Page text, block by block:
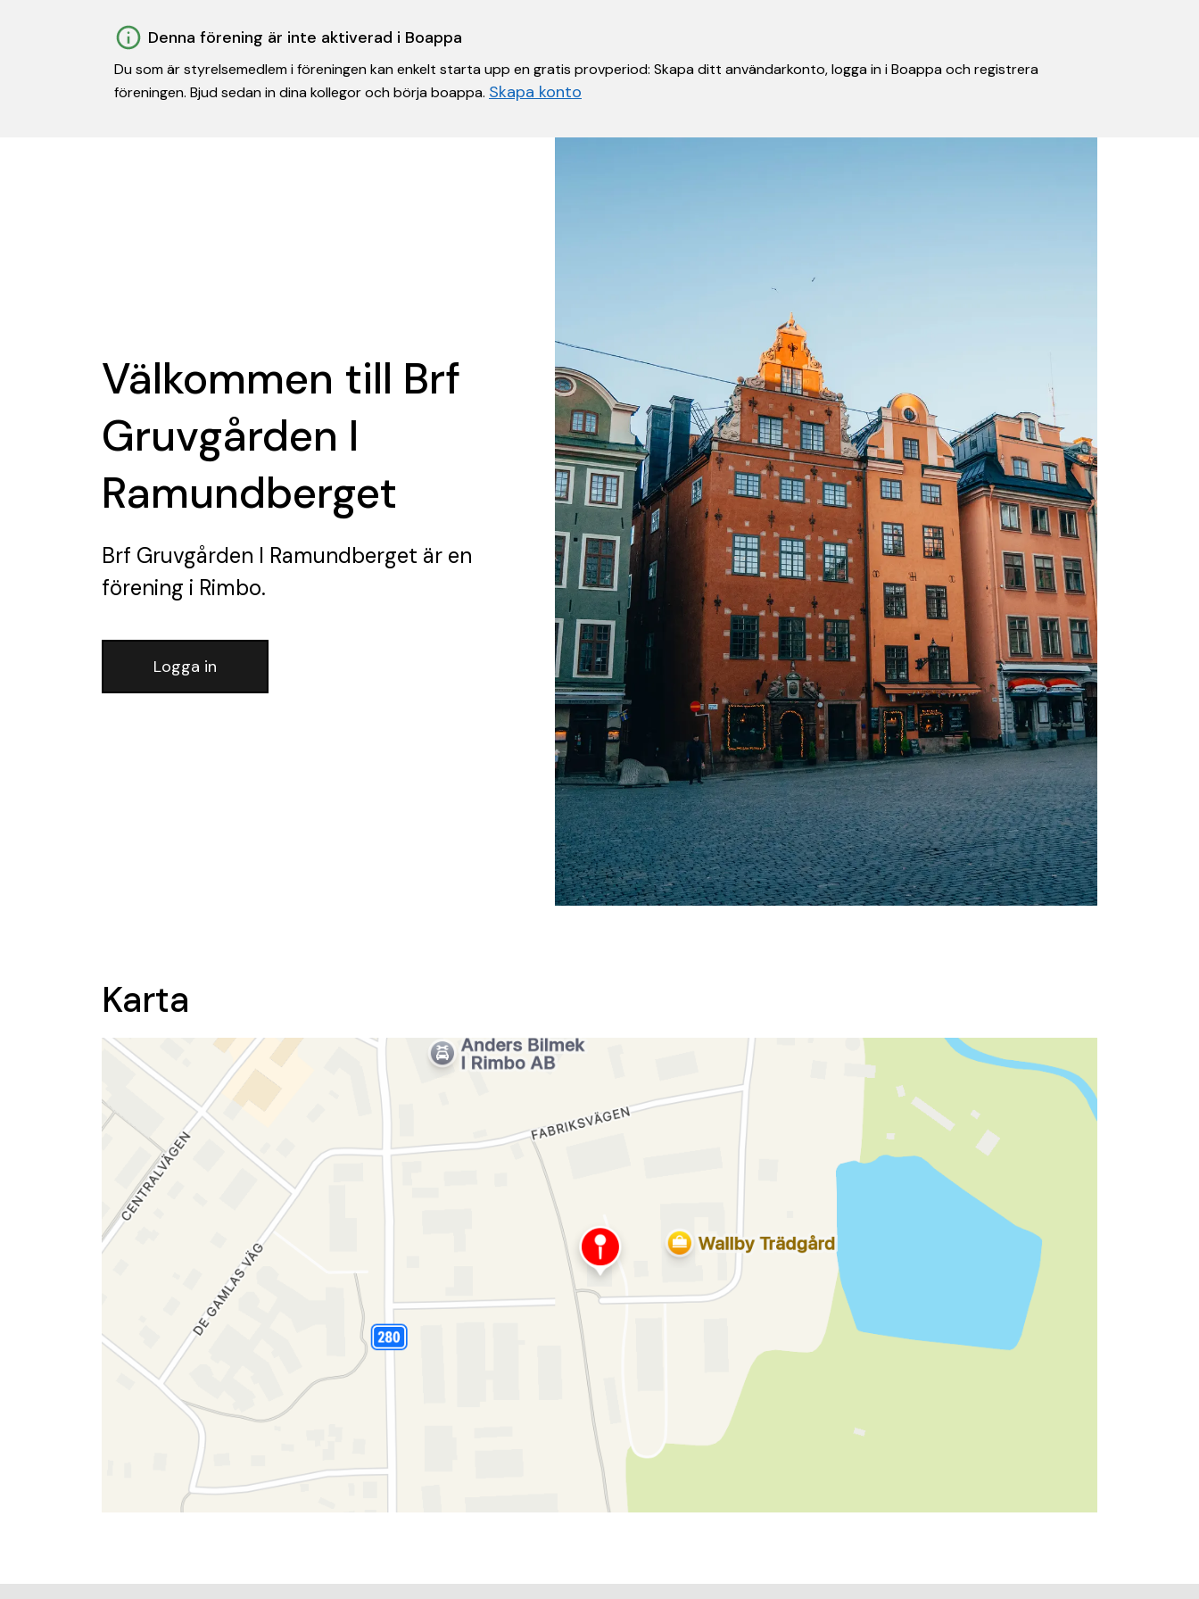
Denna förening är inte aktiverad i Boappa
Du som är styrelsemedlem i föreningen kan enkelt starta upp en gratis provperiod: Skapa ditt användarkonto, logga in i Boappa och registrera
föreningen. Bjud sedan in dina kollegor och börja boappa. Skapa konto
Välkommen till Brf
Gruvgården I
Ramundberget
Brf Gruvgården I Ramundberget är en
förening i Rimbo.
Logga in
Karta